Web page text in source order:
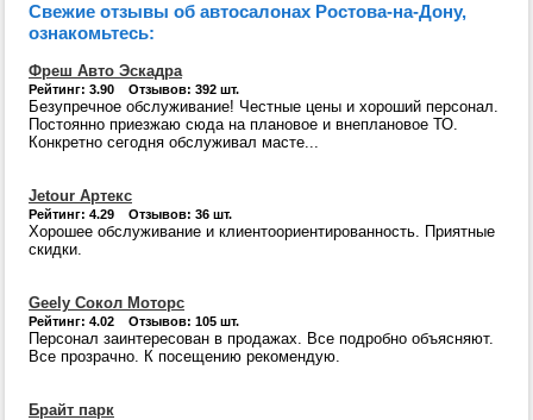
Свежие отзывы об автосалонах Ростова-на-Дону,
ознакомьтесь:
Фреш Авто Эскадра
Рейтинг: 3.90 Отзывов: 392 шт.
Безупречное обслуживание! Честные цены и хороший персонал.
Постоянно приезжаю сюда на плановое и внеплановое ТО.
Конкретно сегодня обслуживал масте...
Jetour Артекс
Рейтинг: 4.29 Отзывов: 36 шт.
Хорошее обслуживание и клиентоориентированность. Приятные
скидки.
Geely Сокол Моторс
Рейтинг: 4.02 Отзывов: 105 шт.
Персонал заинтересован в продажах. Все подробно объясняют.
Все прозрачно. К посещению рекомендую.
Брайт парк